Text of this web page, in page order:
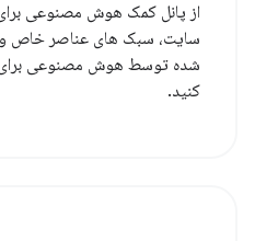
از پانل کمک هوش مصنوعی
سایت، سبک های عناصر خاص و
کنید.